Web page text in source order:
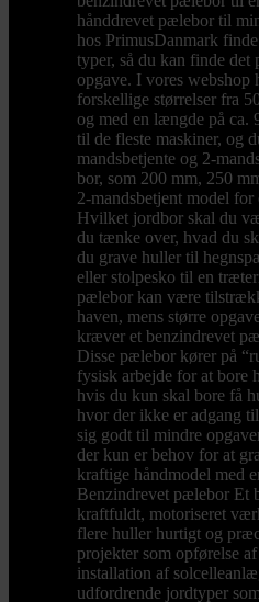
hånddrevet pælebor til
hos PrimusDanmark
typer, så du kan finde
opgave. I vores webshop
forskellige størrelser fra
og med en længde på ca.
til de fleste maskiner, og
mandsbetjente og 2-
bor, som 200 mm, 250
2-mandsbetjent model
Hvilket jordbor skal du
du tænke over, hvad du
du grave huller til
eller stolpesko til en
pælebor kan være
haven, mens større
kræver et benzindrevet
Disse pælebor kører på
fysisk arbejde for at bore
hvis du kun skal bore få
hvor der ikke er adgang
sig godt til mindre
der kun er behov for at
kraftige håndmodel med
Benzindrevet pælebor Et
kraftfuldt, motoriseret
flere huller hurtigt og
projekter som opførelse
installation af
udfordrende jordtyper